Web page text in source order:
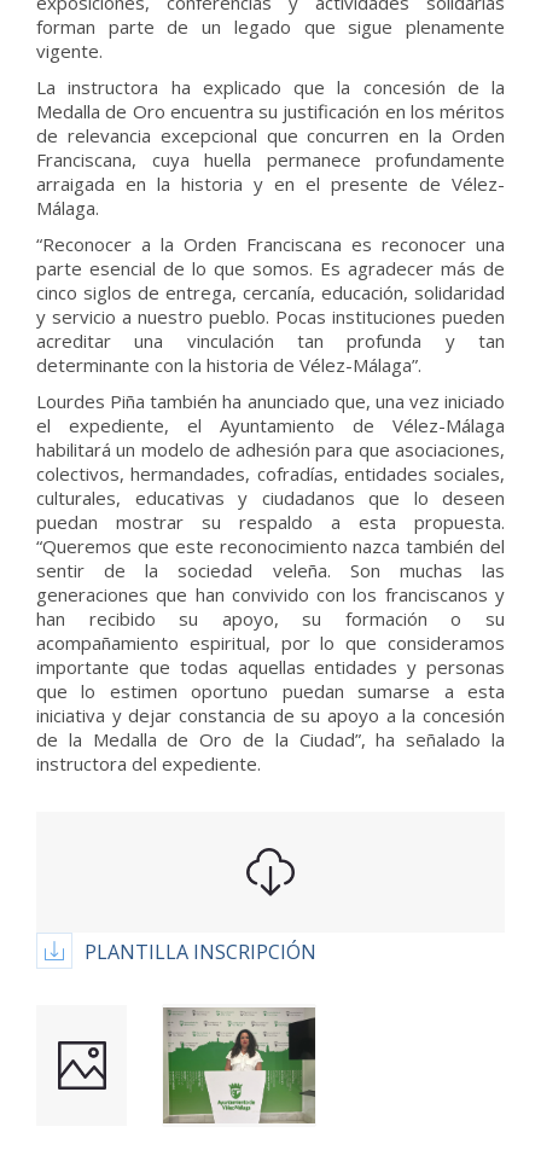
forman parte de un legado que sigue plenamente
vigente.
La instructora ha explicado que la concesión de la
Medalla de Oro encuentra su justificación en los méritos
de relevancia excepcional que concurren en la Orden
Franciscana, cuya huella permanece profundamente
arraigada en la historia y en el presente de Vélez-
Málaga.
“Reconocer a la Orden Franciscana es reconocer una
parte esencial de lo que somos. Es agradecer más de
cinco siglos de entrega, cercanía, educación, solidaridad
y servicio a nuestro pueblo. Pocas instituciones pueden
acreditar una vinculación tan profunda y tan
determinante con la historia de Vélez-Málaga”.
Lourdes Piña también ha anunciado que, una vez iniciado
el expediente, el Ayuntamiento de Vélez-Málaga
habilitará un modelo de adhesión para que asociaciones,
colectivos, hermandades, cofradías, entidades sociales,
culturales, educativas y ciudadanos que lo deseen
puedan mostrar su respaldo a esta propuesta.
“Queremos que este reconocimiento nazca también del
sentir de la sociedad veleña. Son muchas las
generaciones que han convivido con los franciscanos y
han recibido su apoyo, su formación o su
acompañamiento espiritual, por lo que consideramos
importante que todas aquellas entidades y personas
que lo estimen oportuno puedan sumarse a esta
iniciativa y dejar constancia de su apoyo a la concesión
de la Medalla de Oro de la Ciudad”, ha señalado la
instructora del expediente.
PLANTILLA INSCRIPCIÓN